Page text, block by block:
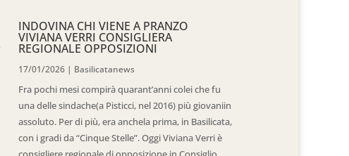
INDOVINA CHI VIENE A PRANZO
VIVIANA VERRI CONSIGLIERA
REGIONALE OPPOSIZIONI
17/01/2026 | Basilicatanews
Fra pochi mesi compirà quarant’anni colei che fu
una delle sindache(a Pisticci, nel 2016) più giovaniin
assoluto. Per di più, era anchela prima, in Basilicata,
con i gradi da “Cinque Stelle”. Oggi Viviana Verri è